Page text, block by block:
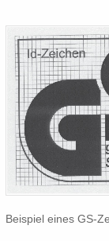
Bei­spiel eines GS-​